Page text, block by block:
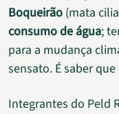
Boqueirão (mata
consumo de água;
para a mudança
sensato. É saber que
Integrantes do Peld